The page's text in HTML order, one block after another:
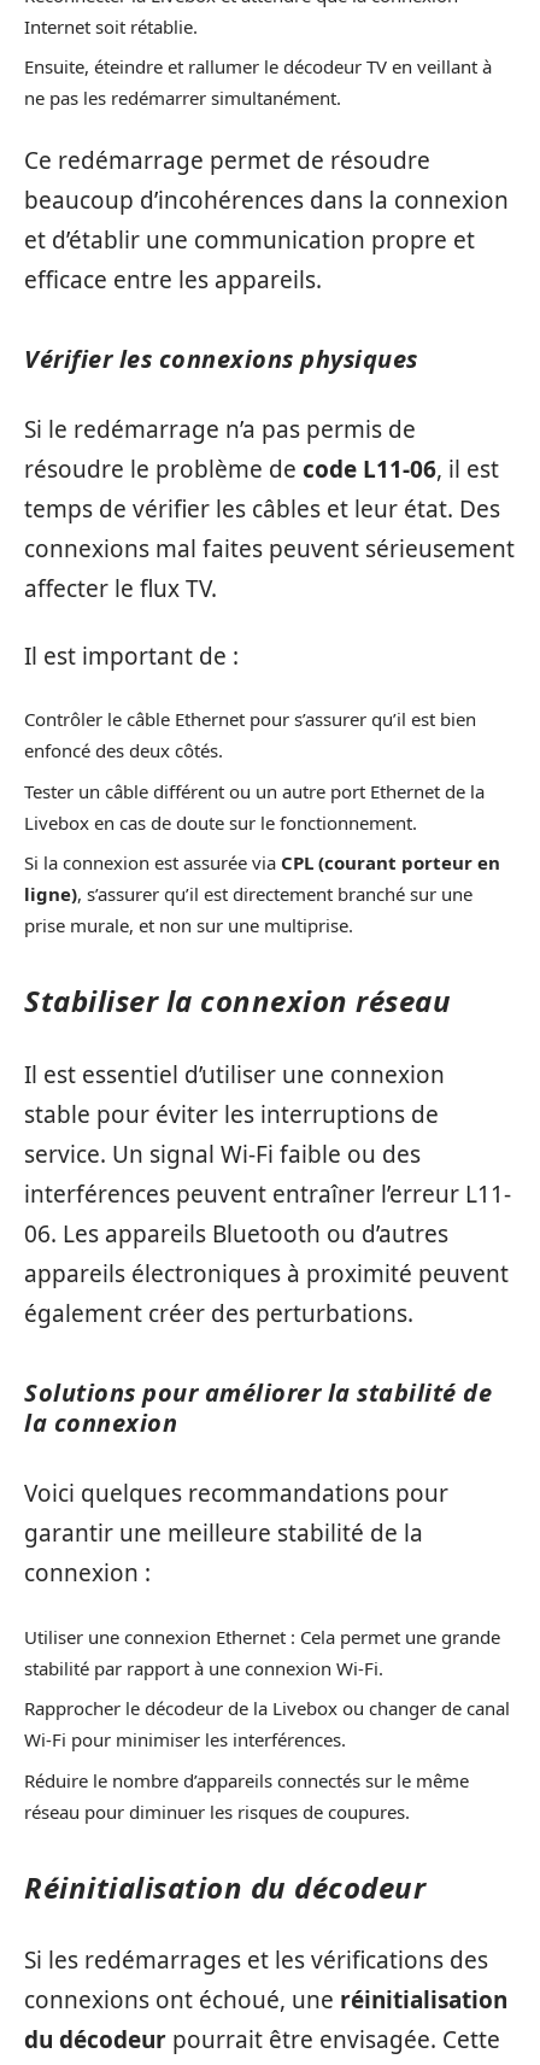
Internet soit rétablie.
Ensuite, éteindre et rallumer le décodeur TV en veillant à
ne pas les redémarrer simultanément.
Ce redémarrage permet de résoudre
beaucoup d’incohérences dans la connexion
et d’établir une communication propre et
efficace entre les appareils.
Vérifier les connexions physiques
Si le redémarrage n’a pas permis de
résoudre le problème de code L11-06, il est
temps de vérifier les câbles et leur état. Des
connexions mal faites peuvent sérieusement
affecter le flux TV.
Il est important de :
Contrôler le câble Ethernet pour s’assurer qu’il est bien
enfoncé des deux côtés.
Tester un câble différent ou un autre port Ethernet de la
Livebox en cas de doute sur le fonctionnement.
Si la connexion est assurée via CPL (courant porteur en
ligne), s’assurer qu’il est directement branché sur une
prise murale, et non sur une multiprise.
Stabiliser la connexion réseau
Il est essentiel d’utiliser une connexion
stable pour éviter les interruptions de
service. Un signal Wi-Fi faible ou des
interférences peuvent entraîner l’erreur L11-
06. Les appareils Bluetooth ou d’autres
appareils électroniques à proximité peuvent
également créer des perturbations.
Solutions pour améliorer la stabilité de
la connexion
Voici quelques recommandations pour
garantir une meilleure stabilité de la
connexion :
Utiliser une connexion Ethernet : Cela permet une grande
stabilité par rapport à une connexion Wi-Fi.
Rapprocher le décodeur de la Livebox ou changer de canal
Wi-Fi pour minimiser les interférences.
Réduire le nombre d’appareils connectés sur le même
réseau pour diminuer les risques de coupures.
Réinitialisation du décodeur
Si les redémarrages et les vérifications des
connexions ont échoué, une réinitialisation
du décodeur pourrait être envisagée. Cette